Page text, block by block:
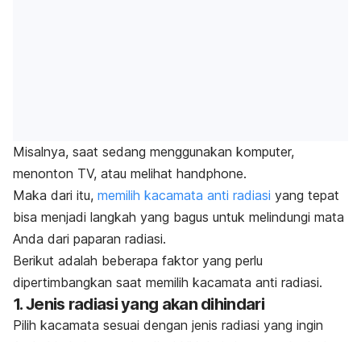
Misalnya, saat sedang menggunakan komputer,
menonton TV, atau melihat handphone.
Maka dari itu, memilih kacamata anti radiasi yang tepat
bisa menjadi langkah yang bagus untuk melindungi mata
Anda dari paparan radiasi.
Berikut adalah beberapa faktor yang perlu
dipertimbangkan saat memilih kacamata anti radiasi.
1. Jenis radiasi yang akan dihindari
Pilih kacamata sesuai dengan jenis radiasi yang ingin